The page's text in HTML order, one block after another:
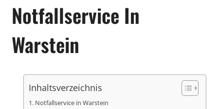
Notfallservice In
Warstein
Inhaltsverzeichnis
Notfallservice in Warstein